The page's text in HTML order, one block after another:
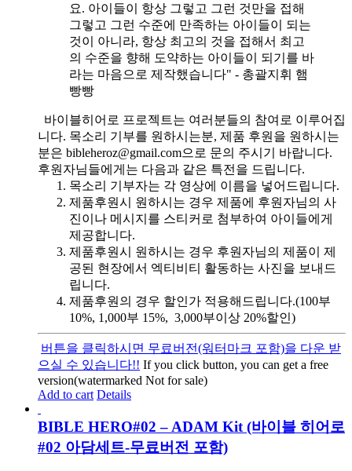
요. 아이들이 항상 그렇고 그런 것만을 접해
그렇고 그런 수준에 만족하는 아이들이 되는
것이 아니라, 항상 최고의 것을 접해서 최고
의 수준을 향해 도약하는 아이들이 되기를 바
라는 마음으로 제작했습니다" - 총괄지휘 햄
빵빵
바이블히어로 프로젝트는 여러분들의 참여로 이루어집
니다. 목소리 기부를 원하시는분, 제품 후원을 원하시는
분은 bibleheroz@gmail.com으로 문의 주시기 바랍니다.
후원자님들에게는 다음과 같은 특전을 드립니다.
목소리 기부자는 각 영상에 이름을 넣어드립니다.
제품후원시 원하시는 경우 제품에 후원자님의 사
진이나 메시지를 스티커로 첨부하여 아이들에게
제공합니다.
제품후원시 원하시는 경우 후원자님의 제품이 제
공된 현장에서 엑티비티 활동하는 사진을 보내드
립니다.
제품후원의 경우 할인가 적용해드립니다.(100부
10%, 1,000부 15%, 3,000부이상 20%할인)
버튼을 클릭하시면 무료버전(워터마크 포함)을 다운 받
으실 수 있습니다!! If you click button, you can get a free
version(watermarked Not for sale)
Add to cart Details
BIBLE HERO#02 – ADAM Kit (바이블 히어로
#02 아담세트-무료버전 포함)